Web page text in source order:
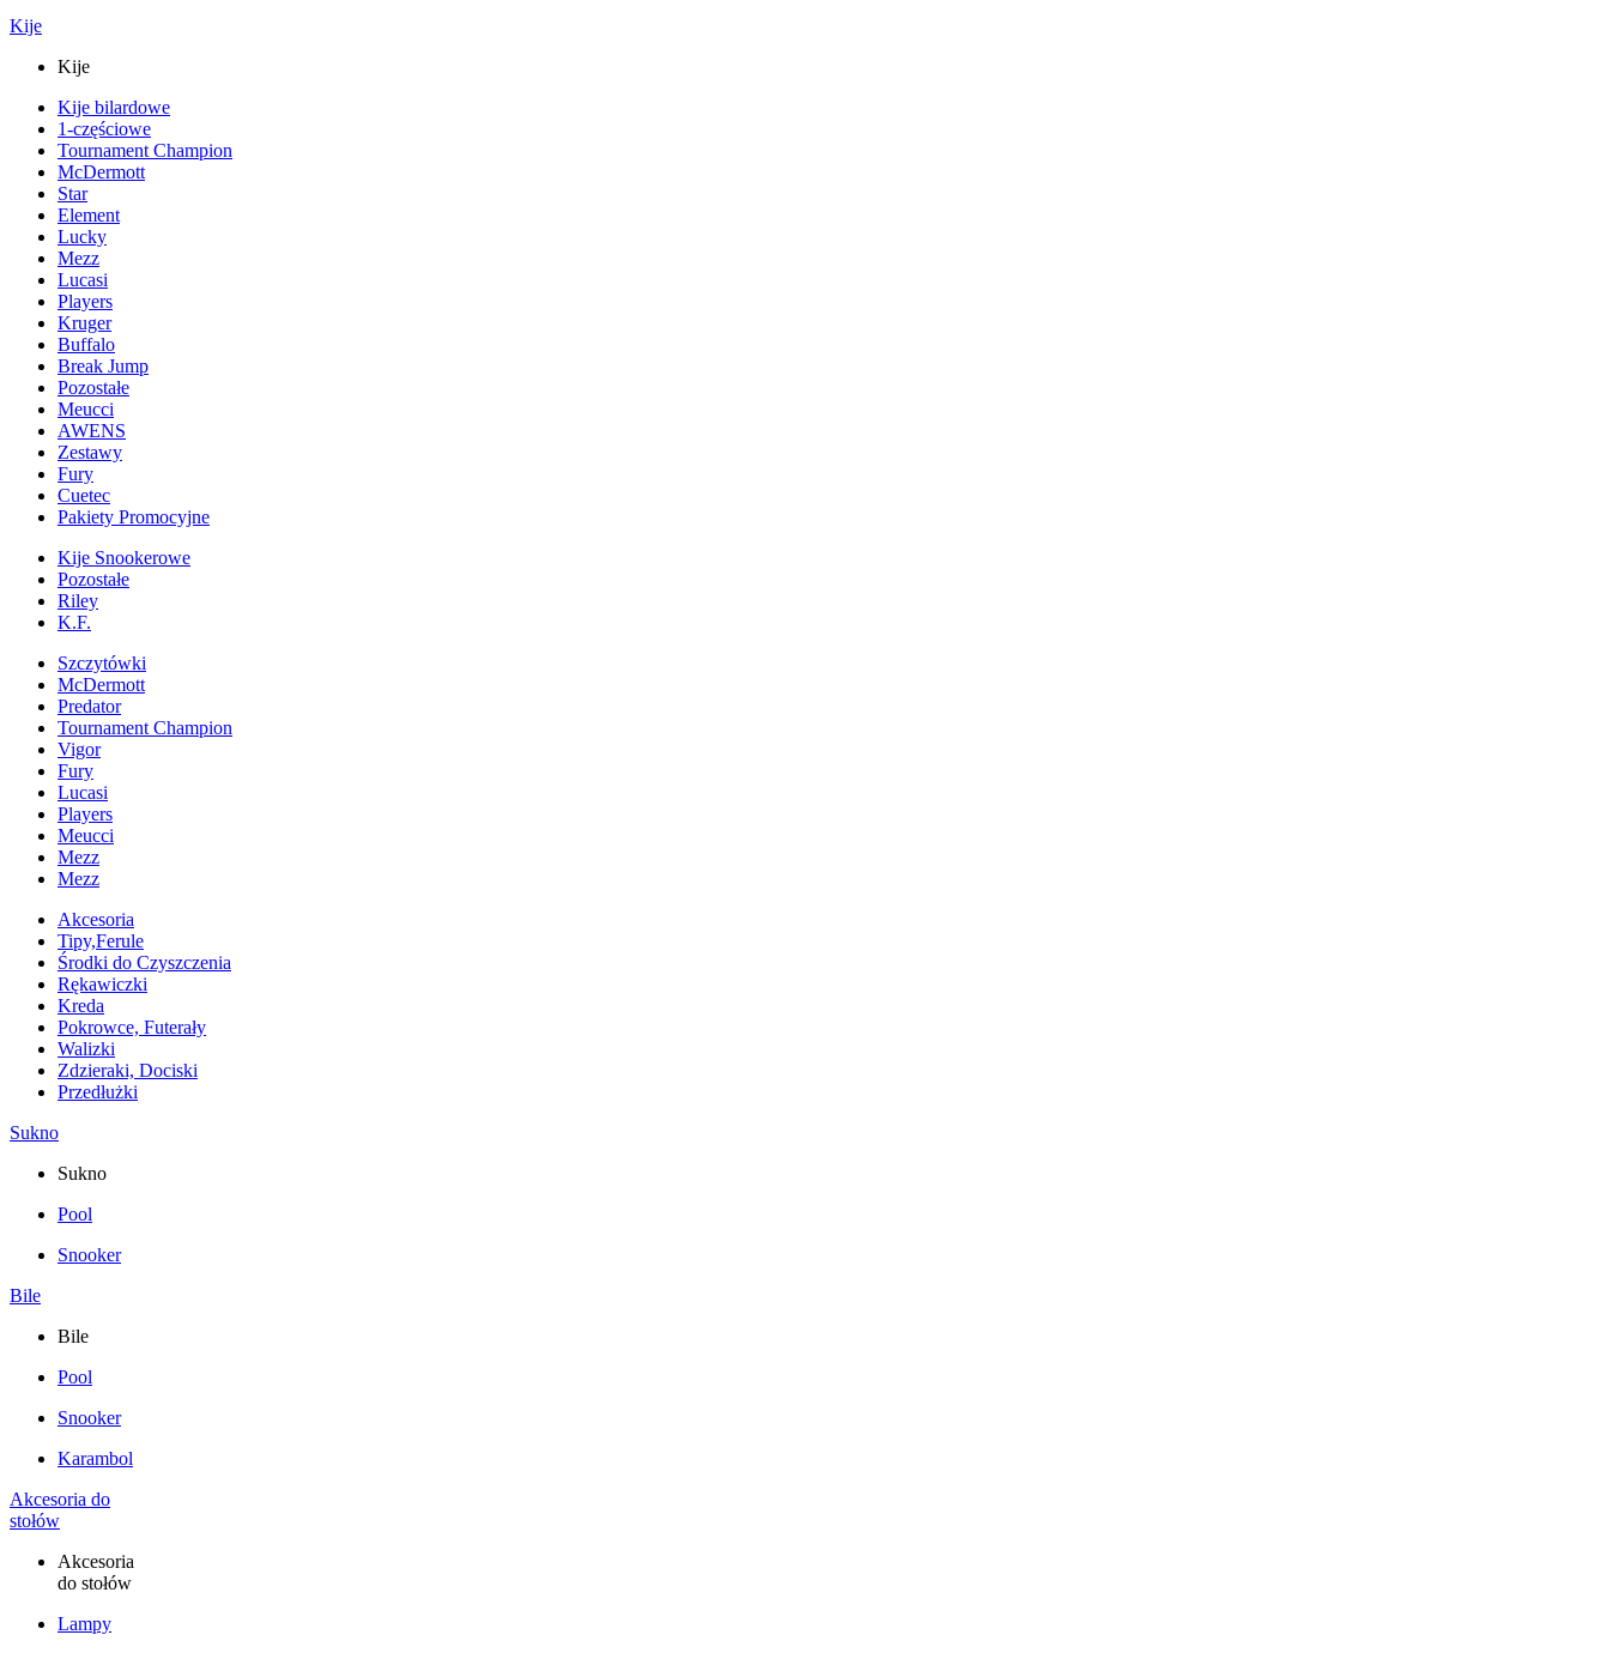
Kije
Kije
Kije bilardowe
1-częściowe
Tournament Champion
McDermott
Star
Element
Lucky
Mezz
Lucasi
Players
Kruger
Buffalo
Break Jump
Pozostałe
Meucci
AWENS
Zestawy
Fury
Cuetec
Pakiety Promocyjne
Kije Snookerowe
Pozostałe
Riley
K.F.
Szczytówki
McDermott
Predator
Tournament Champion
Vigor
Fury
Lucasi
Players
Meucci
Mezz
Mezz
Akcesoria
Tipy,Ferule
Środki do Czyszczenia
Rękawiczki
Kreda
Pokrowce, Futerały
Walizki
Zdzieraki, Dociski
Przedłużki
Sukno
Sukno
Pool
Snooker
Bile
Bile
Pool
Snooker
Karambol
Akcesoria do
stołów
Akcesoria
do stołów
Lampy